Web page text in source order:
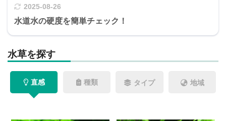
2025-08-26
水道水の硬度を簡単チェック！
水草を探す
直感 種類 タイプ 地域